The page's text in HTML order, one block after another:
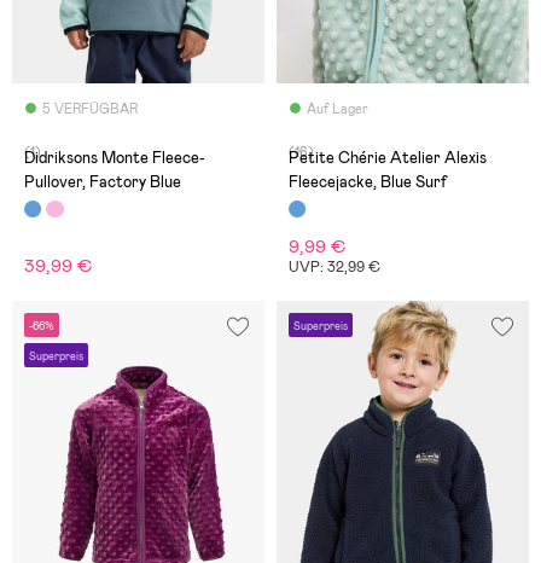
5 VERFÜGBAR
(1)
Didriksons Monte Fleece-
Pullover, Factory Blue
39,99 €
Auf Lager
(16)
Petite Chérie Atelier Alexis
Fleecejacke, Blue Surf
9,99 €
UVP: 32,99 €
-66%
Superpreis
Superpreis